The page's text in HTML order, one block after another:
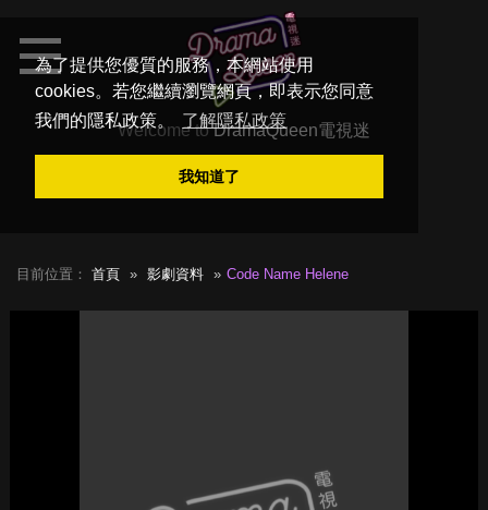
為了提供您優質的服務，本網站使用
cookies。若您繼續瀏覽網頁，即表示您同意
我們的隱私政策。
了解隱私政策
我知道了
Welcome toDramaQueen電視迷
目前位置： 首頁 影劇資料 Code Name Helene